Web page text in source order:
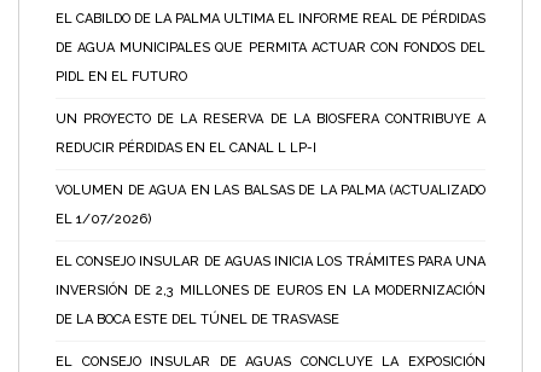
EL CABILDO DE LA PALMA ULTIMA EL INFORME REAL DE PÉRDIDAS
DE AGUA MUNICIPALES QUE PERMITA ACTUAR CON FONDOS DEL
PIDL EN EL FUTURO
UN PROYECTO DE LA RESERVA DE LA BIOSFERA CONTRIBUYE A
REDUCIR PÉRDIDAS EN EL CANAL L LP-I
VOLUMEN DE AGUA EN LAS BALSAS DE LA PALMA (ACTUALIZADO
EL 1/07/2026)
EL CONSEJO INSULAR DE AGUAS INICIA LOS TRÁMITES PARA UNA
INVERSIÓN DE 2,3 MILLONES DE EUROS EN LA MODERNIZACIÓN
DE LA BOCA ESTE DEL TÚNEL DE TRASVASE
EL CONSEJO INSULAR DE AGUAS CONCLUYE LA EXPOSICIÓN